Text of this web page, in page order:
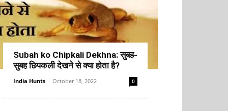
Subah ko Chipkali Dekhna: सुबह-
सुबह छिपकली देखने से क्या होता है?
India Hunts - October 18, 2022 0